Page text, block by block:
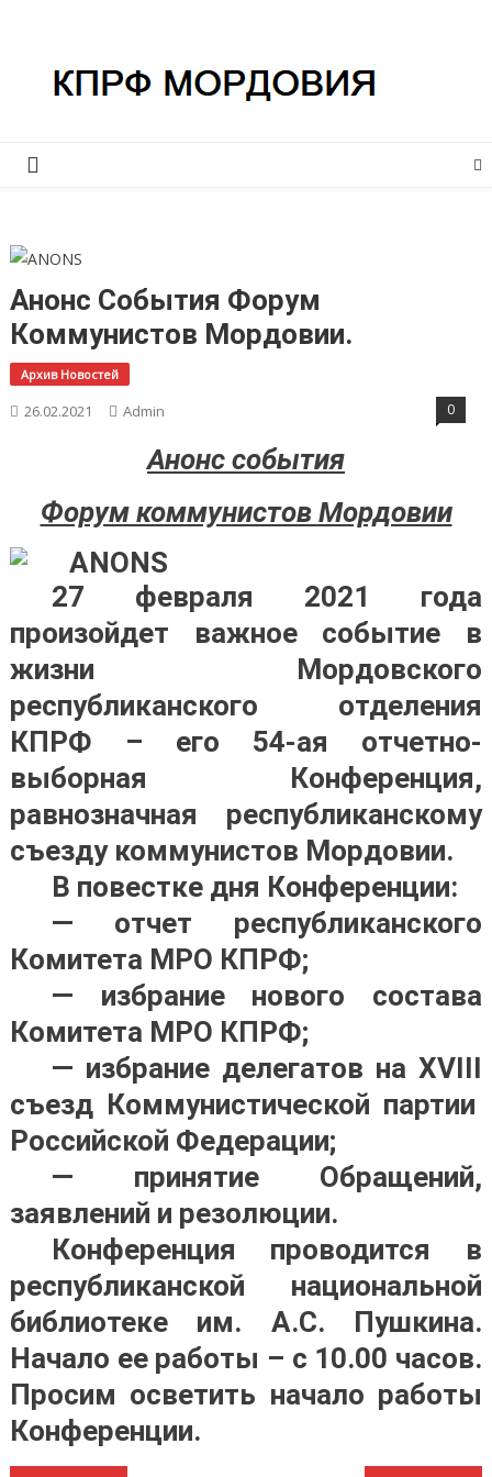
содержимому
Анонс События Форум
Коммунистов Мордовии.
Архив Новостей
26.02.2021 Admin 0
Анонс события
Форум коммунистов Мордовии
27 февраля 2021 года
произойдет важное событие в
жизни Мордовского
республиканского отделения
КПРФ – его 54-ая отчетно-
выборная Конференция,
равнозначная республиканскому
съезду коммунистов Мордовии.
В повестке дня Конференции:
— отчет республиканского
Комитета МРО КПРФ;
— избрание нового состава
Комитета МРО КПРФ;
— избрание делегатов наXVIII
съезд Коммунистической партии
Российской Федерации;
— принятие Обращений,
заявлений и резолюции.
Конференция проводится в
республиканской национальной
библиотеке им. А.С. Пушкина.
Начало ее работы – с 10.00 часов.
Просим осветить начало работы
Конференции.